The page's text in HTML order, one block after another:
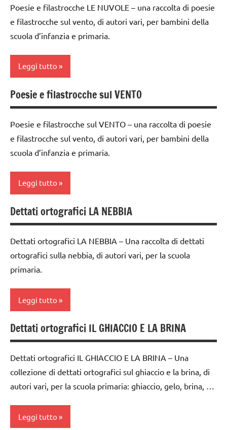
LAVORETTI
SCIENZE
Terra
ARGOMENTI
PER ETA'
TUTTI GLI
ARTICOLI
atmosferico
poesie e
Terra
ARGOMENTI
PER ETA'
TUTTI GLI
ARTICOLI
classe
2a
3a
classe
classe
dettati /
tempo
dettati
ortografici
GEOGRAFIA
TUTTI GLI
TUTTI GLI
ARTICOLI
Poesie e filastrocche LE NUVOLE – una raccolta di poesie
e filastrocche sul vento, di autori vari, per bambini della
scuola d’infanzia e primaria.
Leggi tutto
classi
1a-5a
dai
3 ai
6
GEOGRAFIA
poesie /
atmosferico
poesie e
Terra
ARGOMENTI
PER ETA'
TUTTI GLI
ARTICOLI
Poesie e filastrocche sul VENTO
Poesie e filastrocche sul VENTO – una raccolta di poesie
e filastrocche sul vento, di autori vari, per bambini della
scuola d’infanzia e primaria.
Leggi tutto
classi
1a-5a
dai
3 ai
6
GEOGRAFIA
poesie /
atmosferico
poesie e
Terra
Dettati ortografici LA NEBBIA
Dettati ortografici LA NEBBIA – Una raccolta di dettati
ortografici sulla nebbia, di autori vari, per la scuola
primaria.
Leggi tutto
classe
1a
classe
2a
3a
classe
Dettati ortografici IL GHIACCIO E LA BRINA
Dettati ortografici IL GHIACCIO E LA BRINA – Una
collezione di dettati ortografici sul ghiaccio e la brina, di
autori vari, per la scuola primaria: ghiaccio, gelo, brina, …
Leggi tutto